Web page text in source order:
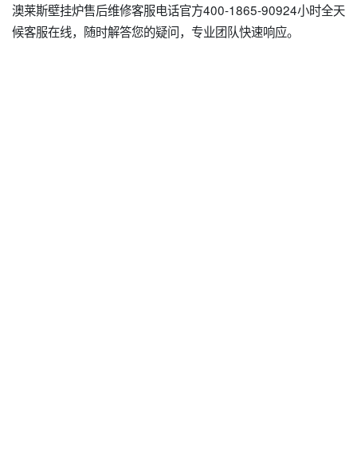
澳莱斯壁挂炉售后维修客服电话官方400-1865-90924小时全天
候客服在线，随时解答您的疑问，专业团队快速响应。